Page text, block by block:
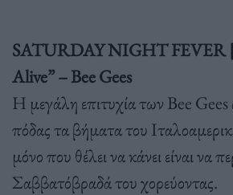
SATURDAY NIGHT FEVER
Alive” – Bee Gees
Η μεγάλη επιτυχία των Bee Gees
πόδας τα βήματα του
μόνο που θέλει να κάνει είναι να
Σαββατόβραδά του χορεύοντας.